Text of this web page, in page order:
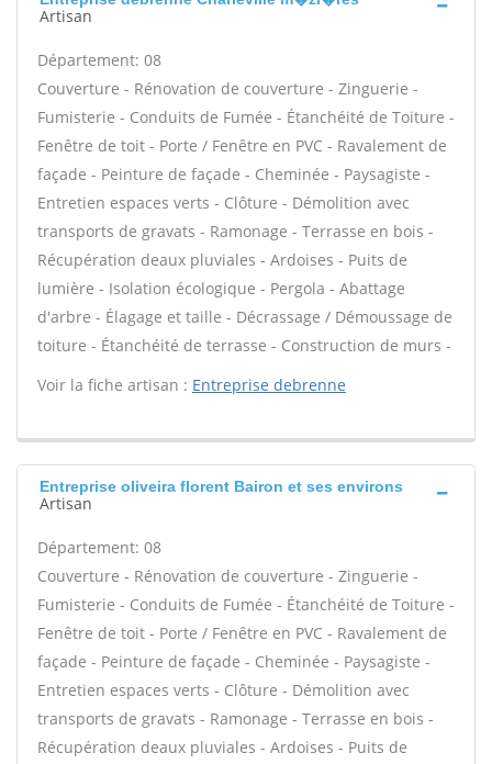
Artisan
Département: 08
Couverture - Rénovation de couverture - Zinguerie -
Fumisterie - Conduits de Fumée - Étanchéité de Toiture -
Fenêtre de toit - Porte / Fenêtre en PVC - Ravalement de
façade - Peinture de façade - Cheminée - Paysagiste -
Entretien espaces verts - Clôture - Démolition avec
transports de gravats - Ramonage - Terrasse en bois -
Récupération deaux pluviales - Ardoises - Puits de
lumière - Isolation écologique - Pergola - Abattage
d'arbre - Élagage et taille - Décrassage / Démoussage de
toiture - Étanchéité de terrasse - Construction de murs -
Voir la fiche artisan : Entreprise debrenne
Entreprise oliveira florent Bairon et ses environs
Artisan
Département: 08
Couverture - Rénovation de couverture - Zinguerie -
Fumisterie - Conduits de Fumée - Étanchéité de Toiture -
Fenêtre de toit - Porte / Fenêtre en PVC - Ravalement de
façade - Peinture de façade - Cheminée - Paysagiste -
Entretien espaces verts - Clôture - Démolition avec
transports de gravats - Ramonage - Terrasse en bois -
Récupération deaux pluviales - Ardoises - Puits de